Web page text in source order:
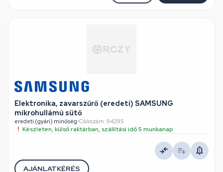
Elektronika, zavarszűrő (eredeti) SAMSUNG
mikrohullámú sütő
eredeti (gyári) minőség•Cikkszám: 94295
Készleten, külső raktárban, szállítási idő 5 munkanap
AJÁNLATKÉRÉS